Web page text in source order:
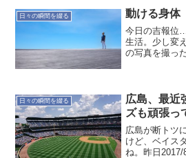
日々の瞬間を綴る 動ける身体
今日の吉報位
生活。少し変
の写真を撮っ
が…どうなり
日々の瞬間を綴る
広島、最近
ズも頑張っ
広島が断トツ
けど、ベイス
ね。昨日2017/